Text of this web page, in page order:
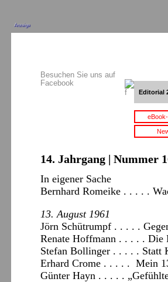
Anzeige
Besuchen Sie uns auf
Facebook
Editorial
14. Jahrgang | Nummer
In eigener Sache
Bernhard Romeike . . . . .
13. August 1961
Jörn Schütrumpf . . . . .
Renate Hoffmann . . . . . Die
Stefan Bollinger . . . . . Statt
Erhard Crome . . . . . Mein
Günter Hayn . . . . .